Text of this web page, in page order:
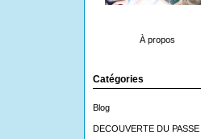
À propos
Catégories
Blog
DECOUVERTE DU PASSE